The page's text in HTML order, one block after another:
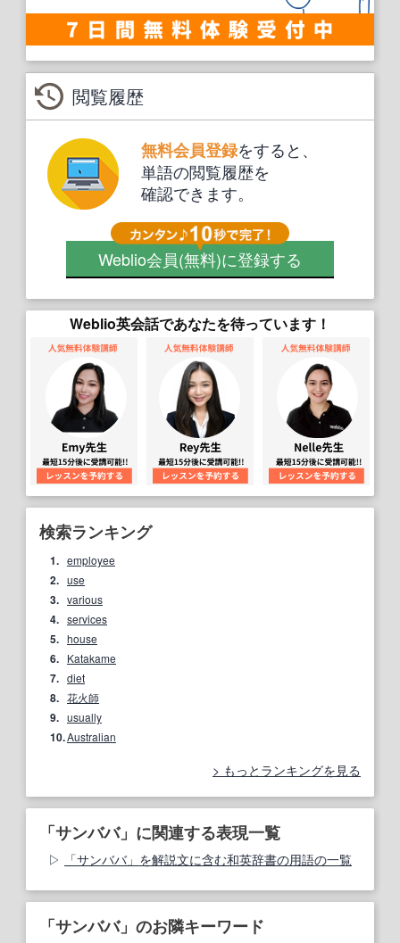
閲覧履歴
無料会員登録をすると、
単語の閲覧履歴を
確認できます。
Weblio会員(無料)に登録する
Weblio英会話であなたを待っています！
検索ランキング
1. employee
2. use
3. various
4. services
5. house
6. Katakame
7. diet
8. 花火師
9. usually
10.Australian
もっとランキングを見る
「サンババ」に関連する表現一覧
「サンババ」を解説文に含む和英辞書の用語の一覧
「サンババ」のお隣キーワード